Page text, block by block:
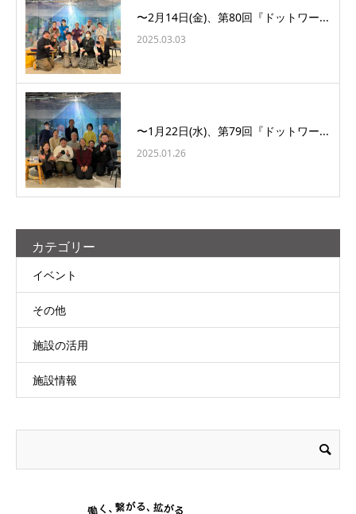
〜2月14日(金)、第80回『ドットワー...
2025.03.03
〜1月22日(水)、第79回『ドットワー...
2025.01.26
カテゴリー
イベント
その他
施設の活用
施設情報